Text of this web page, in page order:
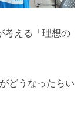
考える「理想の
どうなったらい